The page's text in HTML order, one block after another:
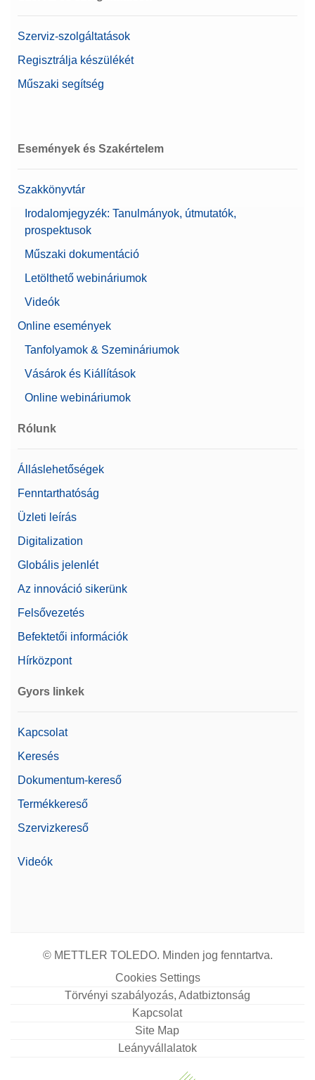
Szerviz-szolgáltatások
Regisztrálja készülékét
Műszaki segítség
Események és Szakértelem
Szakkönyvtár
Irodalomjegyzék: Tanulmányok, útmutatók,
prospektusok
Műszaki dokumentáció
Letölthető webináriumok
Videók
Online események
Tanfolyamok & Szemináriumok
Vásárok és Kiállítások
Online webináriumok
Rólunk
Álláslehetőségek
Fenntarthatóság
Üzleti leírás
Digitalization
Globális jelenlét
Az innováció sikerünk
Felsővezetés
Befektetői információk
Hírközpont
Gyors linkek
Kapcsolat
Keresés
Dokumentum-kereső
Termékkereső
Szervizkereső
Videók
© METTLER TOLEDO. Minden jog fenntartva.
Cookies Settings
Törvényi szabályozás, Adatbiztonság
Kapcsolat
Site Map
Leányvállalatok